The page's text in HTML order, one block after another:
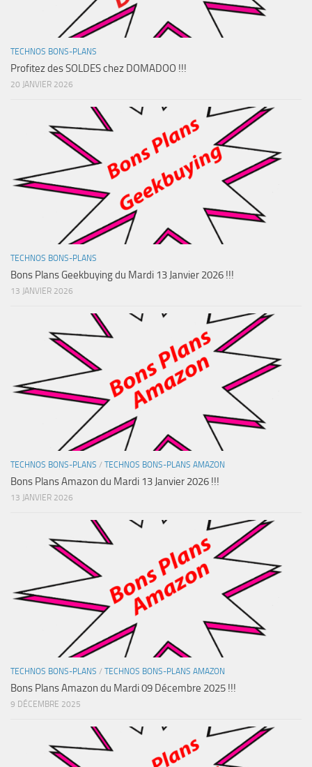
TECHNOS BONS-PLANS
Profitez des SOLDES chez DOMADOO !!!
20 JANVIER 2026
TECHNOS BONS-PLANS
Bons Plans Geekbuying du Mardi 13 Janvier 2026 !!!
13 JANVIER 2026
TECHNOS BONS-PLANS / TECHNOS BONS-PLANS AMAZON
Bons Plans Amazon du Mardi 13 Janvier 2026 !!!
13 JANVIER 2026
TECHNOS BONS-PLANS / TECHNOS BONS-PLANS AMAZON
Bons Plans Amazon du Mardi 09 Décembre 2025 !!!
9 DÉCEMBRE 2025